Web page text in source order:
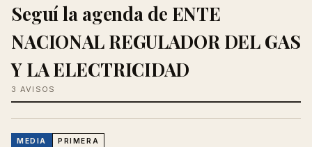
Seguí la agenda de ENTE
NACIONAL REGULADOR DEL GAS
Y LA ELECTRICIDAD
3 AVISOS
MEDIA PRIMERA